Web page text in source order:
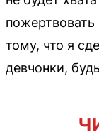
тому, что я
девчонки,